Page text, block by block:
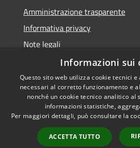
Amministrazione trasparente
Informativa privacy
Note legali
Dichiarazione di accessibilità
RSS
Accessibilità
Informazioni sui
Questo sito web utilizza cookie tecnici
necessari al corretto funzionamento e
nonché un cookie tecnico analitico al
informazioni statistiche,
Per maggiori dettagli, può consultare la
ACCETTA TUTTO